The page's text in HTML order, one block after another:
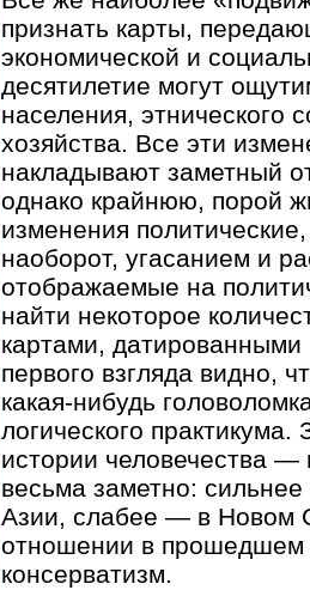
признать карты,
экономической и
десятилетие могут
населения, этнического
хозяйства. Все эти
накладывают заметный
однако крайнюю, порой
изменения
наоборот, угасанием и
отображаемые на
найти некоторое
картами,
первого взгляда видно,
какая-нибудь
логического
истории человечества —
весьма заметно:
Азии, слабее — в Новом
отношении в прошедшем
консерватизм.